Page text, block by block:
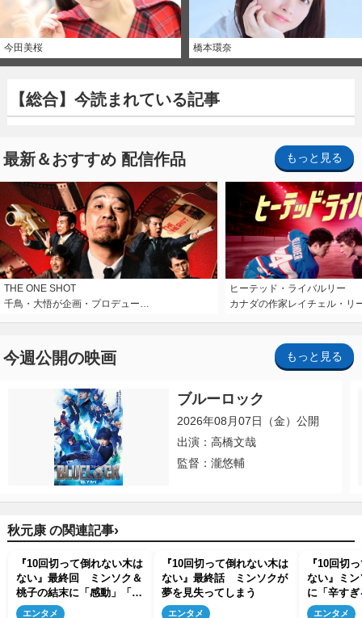
今田美桜 橋本環奈
【総合】今読まれている記事
最新＆おすすめ 配信作品 もっと見る
THE ONE SHOT
千鳥・大悟が企画・プロデュー…
ヒーテッド・ライバルリー
カナダの作家レイチェル・リ
今週公開の映画 もっと見る
ブルーロック
2026年08月07日（金）公開
出演：高橋文哉
監督：瀧悠輔
秋元康 の関連記事›
『10回切って倒れない木は
ない』最終回 ミンソク＆
桃子の結末に「感動」「胸
いっぱい」の声
エンタメ
『10回切って倒れない木は
ない』最終話 ミンソクが
夢を見失ってしまう
エンタメ
『10回切
ない』ミ
に「辛す
がありす
エンタメ